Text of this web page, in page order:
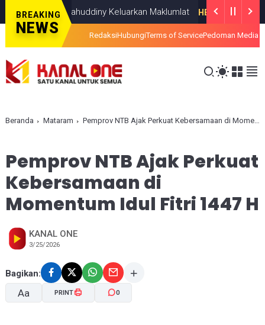
BREAKING
NEWS
Ishlahuddiny Keluarkan Maklumlat HEADLINE JULY 19, 2026
RedaksiHubungiTerms of ServicePedoman Media
Beranda Mataram Pemprov NTB Ajak Perkuat Kebersamaan di Momentum Idul Fitri 1447 H
Pemprov NTB Ajak Perkuat
Kebersamaan di
Momentum Idul Fitri 1447 H
KANAL ONE
3/25/2026
Bagikan:
Aa PRINT 0